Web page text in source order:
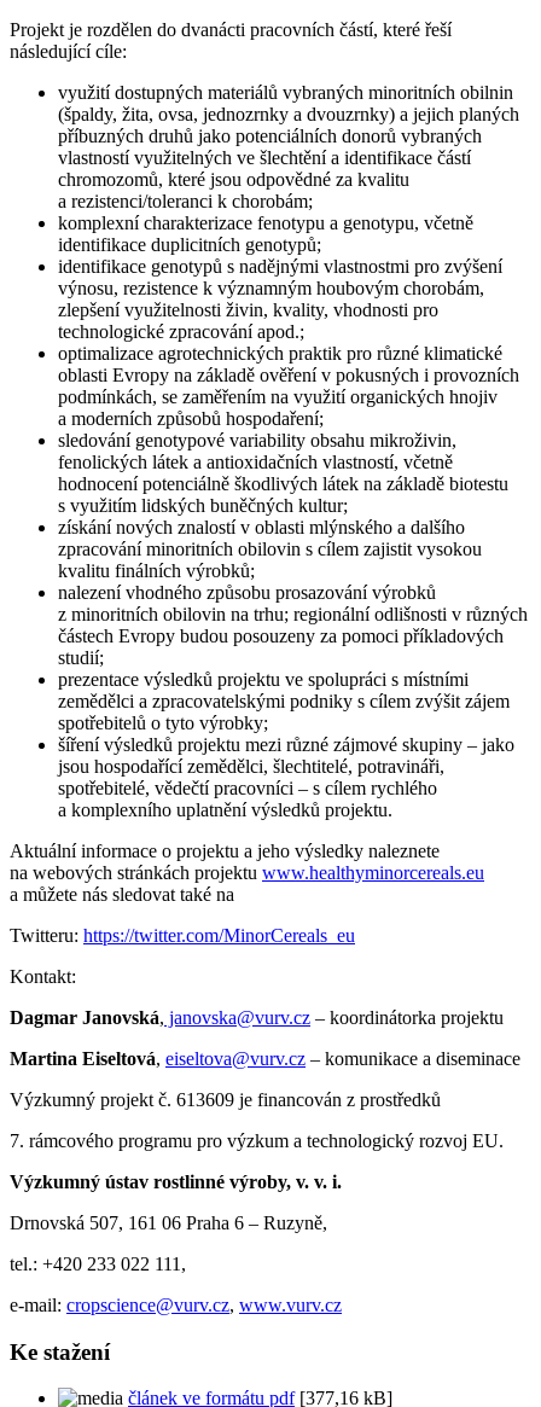
Projekt je rozdělen do dvanácti pracovních částí, které řeší
následující cíle:
využití dostupných materiálů vybraných minoritních obilnin
(špaldy, žita, ovsa, jednozrnky a dvouzrnky) a jejich planých
příbuzných druhů jako potenciálních donorů vybraných
vlastností využitelných ve šlechtění a identifikace částí
chromozomů, které jsou odpovědné za kvalitu
a rezistenci/toleranci k chorobám;
komplexní charakterizace fenotypu a genotypu, včetně
identifikace duplicitních genotypů;
identifikace genotypů s nadějnými vlastnostmi pro zvýšení
výnosu, rezistence k významným houbovým chorobám,
zlepšení využitelnosti živin, kvality, vhodnosti pro
technologické zpracování apod.;
optimalizace agrotechnických praktik pro různé klimatické
oblasti Evropy na základě ověření v pokusných i provozních
podmínkách, se zaměřením na využití organických hnojiv
a moderních způsobů hospodaření;
sledování genotypové variability obsahu mikroživin,
fenolických látek a antioxidačních vlastností, včetně
hodnocení potenciálně škodlivých látek na základě biotestu
s využitím lidských buněčných kultur;
získání nových znalostí v oblasti mlýnského a dalšího
zpracování minoritních obilovin s cílem zajistit vysokou
kvalitu finálních výrobků;
nalezení vhodného způsobu prosazování výrobků
z minoritních obilovin na trhu; regionální odlišnosti v různých
částech Evropy budou posouzeny za pomoci příkladových
studií;
prezentace výsledků projektu ve spolupráci s místními
zemědělci a zpracovatelskými podniky s cílem zvýšit zájem
spotřebitelů o tyto výrobky;
šíření výsledků projektu mezi různé zájmové skupiny – jako
jsou hospodařící zemědělci, šlechtitelé, potravináři,
spotřebitelé, vědečtí pracovníci – s cílem rychlého
a komplexního uplatnění výsledků projektu.
Aktuální informace o projektu a jeho výsledky naleznete
na webových stránkách projektu www.healthyminorcereals.eu
a můžete nás sledovat také na
Twitteru: https://twitter.com/MinorCereals_eu
Kontakt:
Dagmar Janovská, janovska@vurv.cz – koordinátorka projektu
Martina Eiseltová, eiseltova@vurv.cz – komunikace a diseminace
Výzkumný projekt č. 613609 je financován z prostředků
7. rámcového programu pro výzkum a technologický rozvoj EU.
Výzkumný ústav rostlinné výroby, v. v. i.
Drnovská 507, 161 06 Praha 6 – Ruzyně,
tel.: +420 233 022 111,
e-mail: cropscience@vurv.cz, www.vurv.cz
Ke stažení
článek ve formátu pdf[377,16 kB]